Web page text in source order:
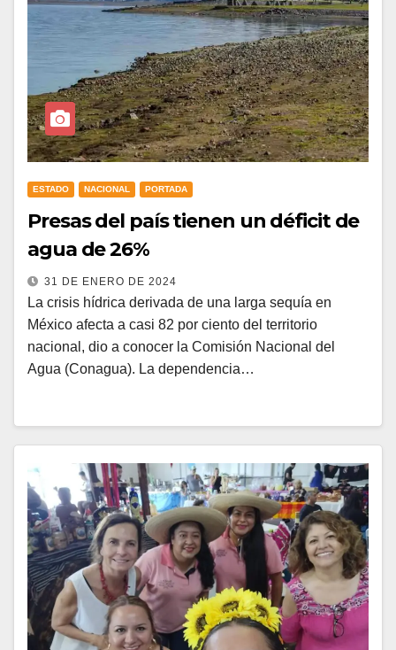
ESTADO NACIONAL PORTADA
Presas del país tienen un déficit de
agua de 26%
31 DE ENERO DE 2024
La crisis hídrica derivada de una larga sequía en
México afecta a casi 82 por ciento del territorio
nacional, dio a conocer la Comisión Nacional del
Agua (Conagua). La dependencia…